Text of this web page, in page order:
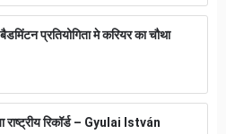
प्रतियोगिता मे करियर का चौथा
राष्ट्रीय रिकॉर्ड – Gyulai István